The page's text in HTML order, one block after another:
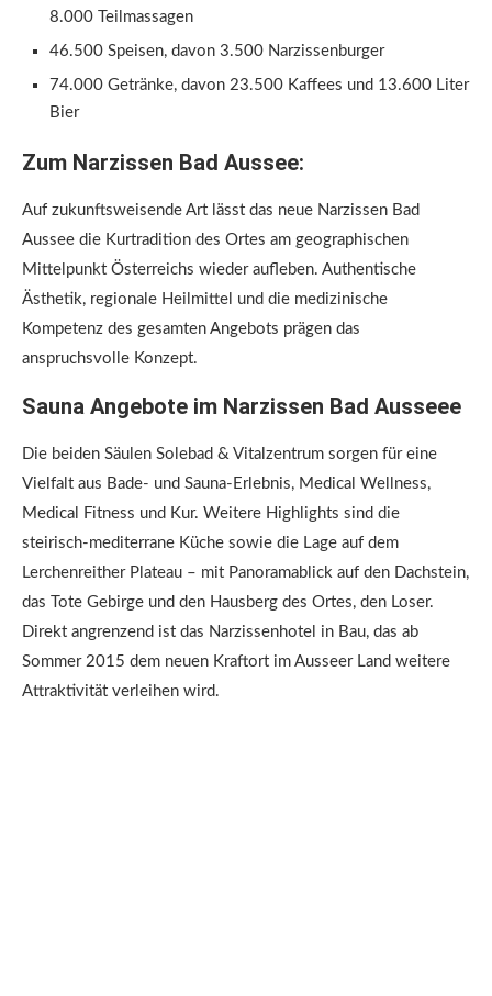
8.000 Teilmassagen
46.500 Speisen, davon 3.500 Narzissenburger
74.000 Getränke, davon 23.500 Kaffees und 13.600 Liter
Bier
Zum Narzissen Bad Aussee:
Auf zukunftsweisende Art lässt das neue Narzissen Bad
Aussee die Kurtradition des Ortes am geographischen
Mittelpunkt Österreichs wieder aufleben. Authentische
Ästhetik, regionale Heilmittel und die medizinische
Kompetenz des gesamten Angebots prägen das
anspruchsvolle Konzept.
Sauna Angebote im Narzissen Bad Ausseee
Die beiden Säulen Solebad & Vitalzentrum sorgen für eine
Vielfalt aus Bade- und Sauna-Erlebnis, Medical Wellness,
Medical Fitness und Kur. Weitere Highlights sind die
steirisch-mediterrane Küche sowie die Lage auf dem
Lerchenreither Plateau – mit Panoramablick auf den Dachstein,
das Tote Gebirge und den Hausberg des Ortes, den Loser.
Direkt angrenzend ist das Narzissenhotel in Bau, das ab
Sommer 2015 dem neuen Kraftort im Ausseer Land weitere
Attraktivität verleihen wird.